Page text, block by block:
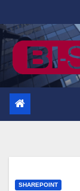
al
contenido
SHAREPOINT